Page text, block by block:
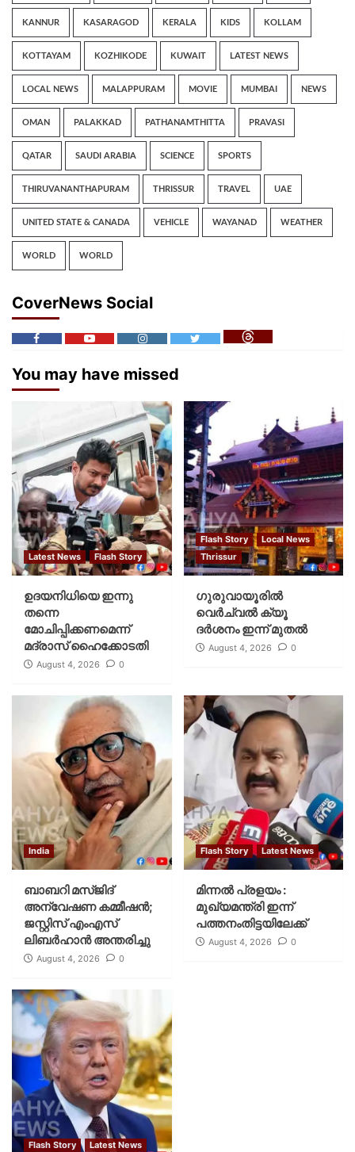
KANNUR KASARAGOD KERALA KIDS KOLLAM
KOTTAYAM KOZHIKODE KUWAIT LATEST NEWS
LOCAL NEWS MALAPPURAM MOVIE MUMBAI NEWS
OMAN PALAKKAD PATHANAMTHITTA PRAVASI
QATAR SAUDI ARABIA SCIENCE SPORTS
THIRUVANANTHAPURAM THRISSUR TRAVEL UAE
UNITED STATE & CANADA VEHICLE WAYANAD WEATHER
WORLD WORLD
CoverNews Social
You may have missed
Latest News Flash Story
ഉദയനിധിയെ ഇന്നു
തന്നെ
മോചിപ്പിക്കണമെന്ന്
മദ്രാസ് ഹൈക്കോടതി
August 4, 2026 0
Flash Story
Local News
Thrissur
ഗുരുവായൂരില്‍
വെര്‍ച്വല്‍ ക്യൂ
ദര്‍ശനം ഇന്ന് മുതല്‍
August 4, 2026 0
India
ബാബറി മസ്ജിദ്
അന്വേഷണ കമ്മീഷന്‍;
ജസ്റ്റിസ് എംഎസ്
ലിബര്‍ഹാന്‍ അന്തരിച്ചു
August 4, 2026 0
Flash Story Latest News
മിന്നല്‍ പ്രളയം :
മുഖ്യമന്ത്രി ഇന്ന്
പത്തനംതിട്ടയിലേക്ക്
August 4, 2026 0
Flash Story Latest News